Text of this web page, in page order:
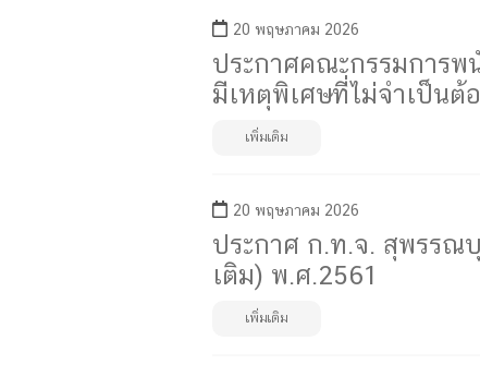
20 พฤษภาคม 2026
ประกาศคณะกรรมการพ
มีเหตุพิเศษที่ไม่จำเป็นต้
เพิ่มเติม
20 พฤษภาคม 2026
ประกาศ ก.ท.จ. สุพรรณ
เติม) พ.ศ.2561
เพิ่มเติม